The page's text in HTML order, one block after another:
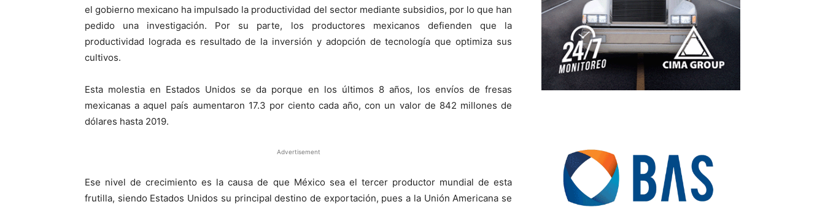
el gobierno mexicano ha impulsado la productividad del sector mediante subsidios, por lo que han
pedido una investigación. Por su parte, los productores mexicanos defienden que la
productividad lograda es resultado de la inversión y adopción de tecnología que optimiza sus
cultivos.
Esta molestia en Estados Unidos se da porque en los últimos 8 años, los envíos de fresas
mexicanas a aquel país aumentaron 17.3 por ciento cada año, con un valor de 842 millones de
dólares hasta 2019.
Advertisement
Ese nivel de crecimiento es la causa de que México sea el tercer productor mundial de esta
frutilla, siendo Estados Unidos su principal destino de exportación, pues a la Unión Americana se